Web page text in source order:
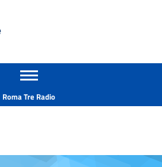
Apri il menu secondario
Roma Tre Radio